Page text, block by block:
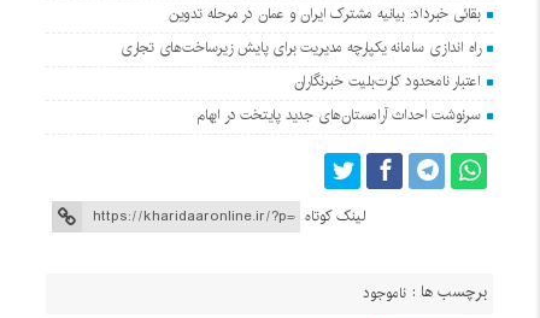
بقائی خبرداد: بیانیه مشترک ایران و عمان در مرحله تدوین
راه اندازی سامانه یکپارچه مدیریت برای پایش زیرساخت‌های تجاری
اعتبار نامحدود کارت‌بلیت خبرنگاران
سرنوشت احداث آرامستان‌های جدید پایتخت در ابهام
لینک کوتاه
برچسب ها : ناموجود